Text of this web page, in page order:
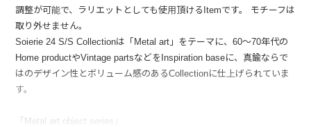
調整が可能で、ラリエットとしても使用頂けるItemです。 モチーフは
取り外せません。
Soierie 24 S/S Collectionは「Metal art」をテーマに、60～70年代の
Home productやVintage partsなどをInspiration baseに、真鍮ならで
はのデザイン性とボリューム感のあるCollectionに仕上げられていま
す。
「Metal art object series」